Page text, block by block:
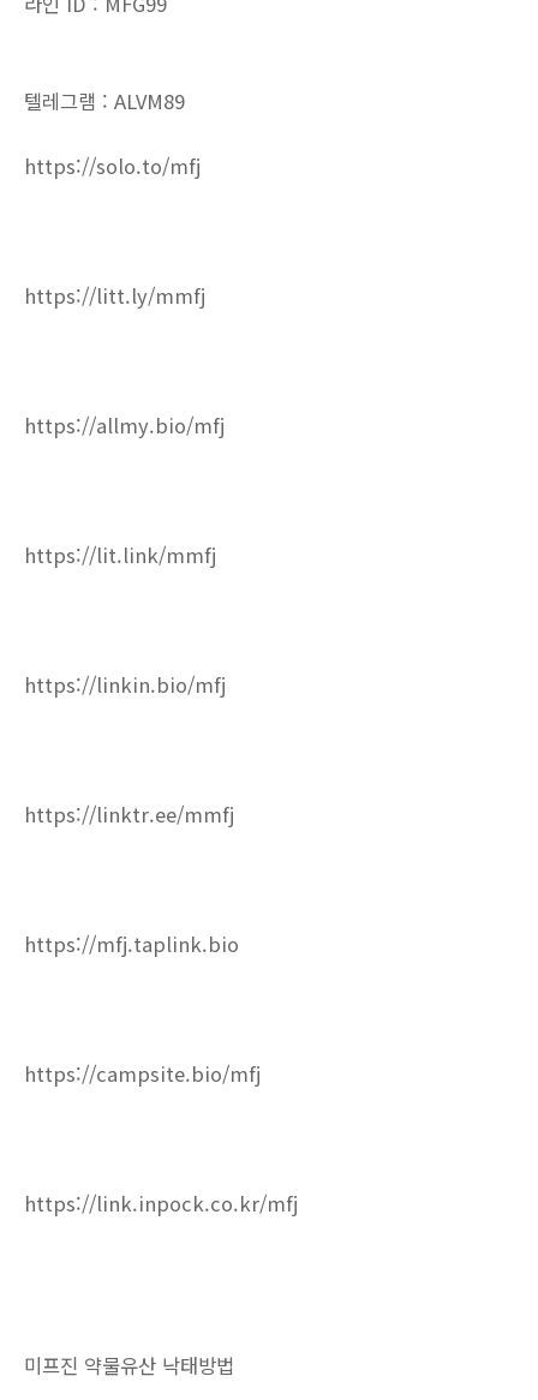
텔레그램 : ALVM89
https://solo.to/mfj
https://litt.ly/mmfj
https://allmy.bio/mfj
https://lit.link/mmfj
https://linkin.bio/mfj
https://linktr.ee/mmfj
https://mfj.taplink.bio
https://campsite.bio/mfj
https://link.inpock.co.kr/mfj
미프진 약물유산 낙태방법